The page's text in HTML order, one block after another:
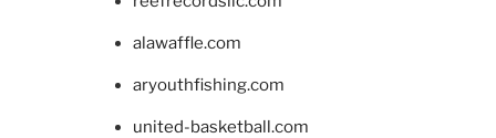
alawaffle.com
aryouthfishing.com
united-basketball.com